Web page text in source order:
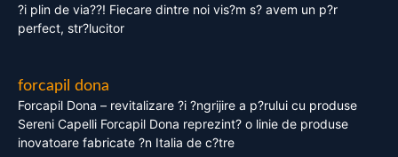
?i plin de via??! Fiecare dintre noi vis?m s? avem un p?r
perfect, str?lucitor
forcapil dona
Forcapil Dona – revitalizare ?i ?ngrijire a p?rului cu produse
Sereni Capelli Forcapil Dona reprezint? o linie de produse
inovatoare fabricate ?n Italia de c?tre